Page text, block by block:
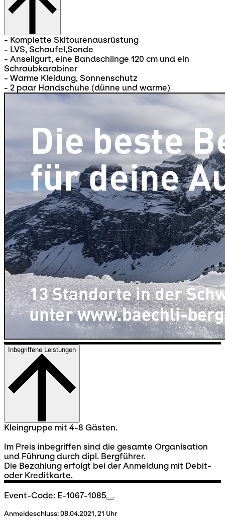
- Komplette Skitourenausrüstung
- LVS, Schaufel,Sonde
- Anseilgurt, eine Bandschlinge 120 cm und ein
Schraubkarabiner
- Warme Kleidung, Sonnenschutz
- 2 paar Handschuhe (dünne und warme)
Inbegriffene Leistungen
Kleingruppe mit 4-8 Gästen.
Im Preis inbegriffen sind die gesamte Organisation
und Führung durch dipl. Bergführer.
Die Bezahlung erfolgt bei der Anmeldung mit Debit-
oder Kreditkarte.
Event-Code: E-1067-1085
Anmeldeschluss:08.04.2021, 21 Uhr